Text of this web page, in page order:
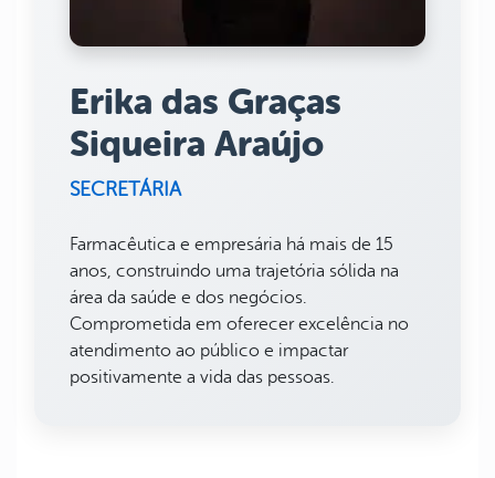
Erika das Graças
Siqueira Araújo
SECRETÁRIA
Farmacêutica e empresária há mais de 15
anos, construindo uma trajetória sólida na
área da saúde e dos negócios.
Comprometida em oferecer excelência no
atendimento ao público e impactar
positivamente a vida das pessoas.